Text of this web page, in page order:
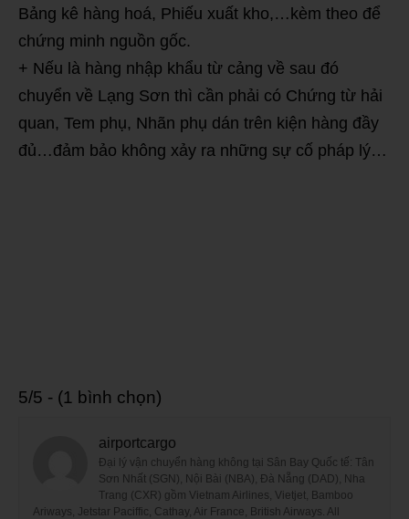
Bảng kê hàng hoá, Phiếu xuất kho,…kèm theo để
chứng minh nguồn gốc.
+ Nếu là hàng nhập khẩu từ cảng về sau đó
chuyển về Lạng Sơn thì cần phải có Chứng từ hải
quan, Tem phụ, Nhãn phụ dán trên kiện hàng đầy
đủ…đảm bảo không xảy ra những sự cố pháp lý…
5/5 - (1 bình chọn)
airportcargo
Đại lý vận chuyển hàng không tại Sân Bay Quốc tế: Tân
Sơn Nhất (SGN), Nội Bài (NBA), Đà Nẵng (DAD), Nha
Trang (CXR) gồm Vietnam Airlines, Vietjet, Bamboo
Ariways, Jetstar Paciffic, Cathay, Air France, British Airways. All